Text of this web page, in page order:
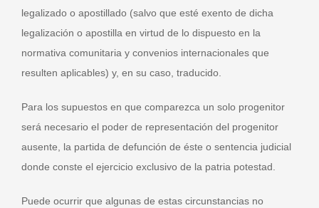
legalizado o apostillado (salvo que esté exento de dicha
legalización o apostilla en virtud de lo dispuesto en la
normativa comunitaria y convenios internacionales que
resulten aplicables) y, en su caso, traducido.
Para los supuestos en que comparezca un solo progenitor
será necesario el poder de representación del progenitor
ausente, la partida de defunción de éste o sentencia judicial
donde conste el ejercicio exclusivo de la patria potestad.
Puede ocurrir que algunas de estas circunstancias no